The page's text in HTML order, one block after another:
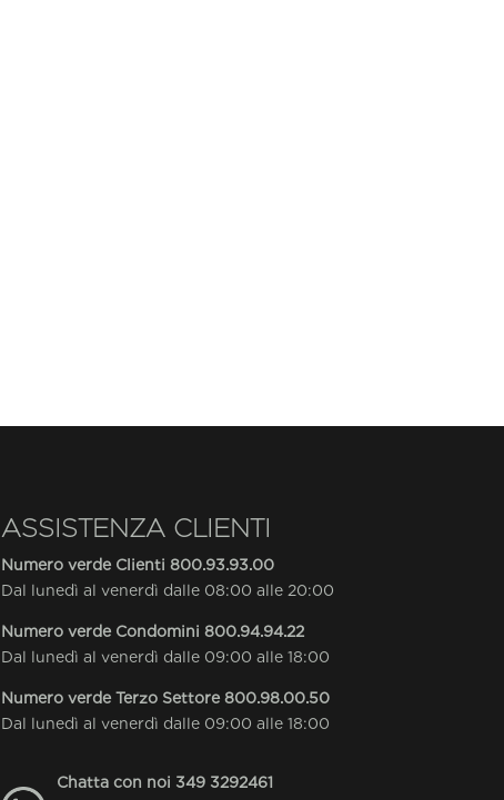
ASSISTENZA CLIENTI
Numero verde Clienti 800.93.93.00
Dal lunedì al venerdì dalle 08:00 alle 20:00
Numero verde Condomini 800.94.94.22
Dal lunedì al venerdì dalle 09:00 alle 18:00
Numero verde Terzo Settore 800.98.00.50
Dal lunedì al venerdì dalle 09:00 alle 18:00
Chatta con noi 349 3292461